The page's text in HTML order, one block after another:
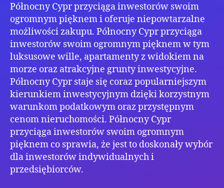
Północny Cypr przyciąga inwestorów swoim
ogromnym pięknem i oferuje niepowtarzalne
możliwości zakupu. Północny Cypr przyciąga
inwestorów swoim ogromnym pięknem w tym
luksusowe wille, apartamenty z widokiem na
morze oraz atrakcyjne grunty inwestycyjne.
Północny Cypr staje się coraz popularniejszym
kierunkiem inwestycyjnym dzięki korzystnym
warunkom podatkowym oraz przystępnym
cenom nieruchomości. Północny Cypr
przyciąga inwestorów swoim ogromnym
pięknem co sprawia, że jest to doskonały wybór
dla inwestorów indywidualnych i
przedsiębiorców.